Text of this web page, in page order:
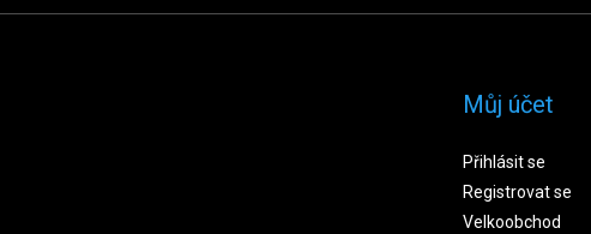
Můj účet
Přihlásit se
Registrovat se
Velkoobchod